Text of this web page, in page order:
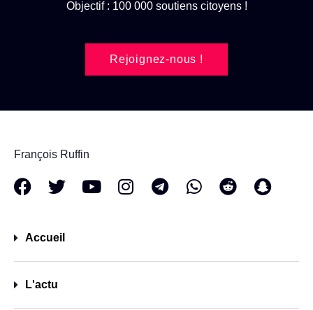
Objectif : 100 000 soutiens citoyens !
Rejoignez-nous !
François Ruffin
Accueil
L'actu